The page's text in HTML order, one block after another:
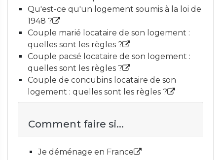
Qu'est-ce qu'un logement soumis à la loi de
1948 ?
Couple marié locataire de son logement :
quelles sont les règles ?
Couple pacsé locataire de son logement :
quelles sont les règles ?
Couple de concubins locataire de son
logement : quelles sont les règles ?
Comment faire si...
Je déménage en France